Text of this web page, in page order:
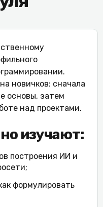
новичков: сначала
основы, затем
над проектами.
изучают:
построения ИИ и
формулировать